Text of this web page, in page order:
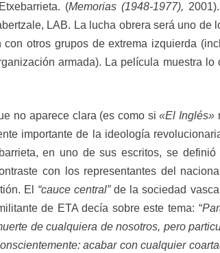
(Memorias (1948-1977),
LAB. La lucha obrera será uno de
otros grupos de extrema izquierda
armada). La película muestra lo
no aparece clara (es como si«El Inglés»
importante de la ideología
en uno de sus escritos, se
con los representantes del
El “cauce central”de la sociedad vasca
de ETA decía sobre este tema: “
de cualquiera de nosotros, pero
acabar con cualquier